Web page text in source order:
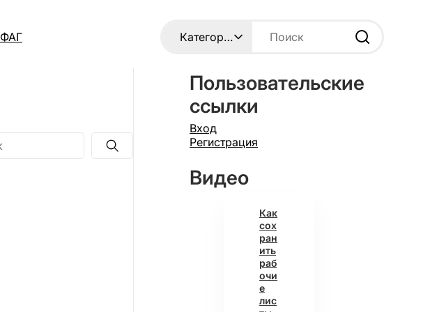
ФАГ
Пользовательские
ссылки
Вход
Регистрация
Видео
Как
сох
ран
ить
раб
очи
е
лис